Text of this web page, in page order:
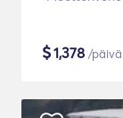
$1,378 /päivä